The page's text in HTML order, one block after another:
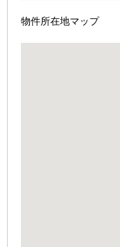
物件所在地マップ